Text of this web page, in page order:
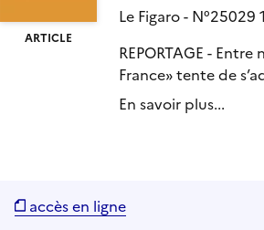
ARTICLE
Le Figaro -
REPORTAGE -
France» tente de
En savoir plus...
accès en ligne